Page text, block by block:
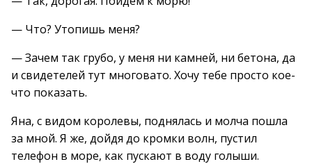
— Что? Утопишь меня?
— Зачем так грубо, у меня ни камней, ни бетона, да
и свидетелей тут многовато. Хочу тебе просто кое-
что показать.
Яна, с видом королевы, поднялась и молча пошла
за мной. Я же, дойдя до кромки волн, пустил
телефон в море, как пускают в воду голыши.